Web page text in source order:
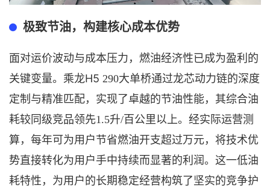
极致节油，构建核心成本优势
面对运价波动与成本压力，燃油经济性已成为盈利的
关键变量。乘龙H5 290大单桥通过龙芯动力链的深度
定制与精准匹配，实现了卓越的节油性能，其综合油
耗较同级竞品领先1.5升/百公里以上。经实际运营测
算，每年可为用户节省燃油开支超过万元，将技术优
势直接转化为用户手中持续而显著的利润。这一低油
耗特性，为用户的长期稳定经营构筑了坚实的竞争护